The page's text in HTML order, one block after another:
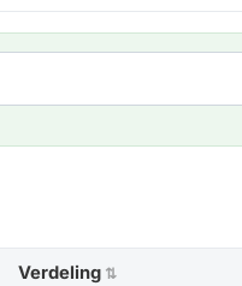
Verdeling ⇅